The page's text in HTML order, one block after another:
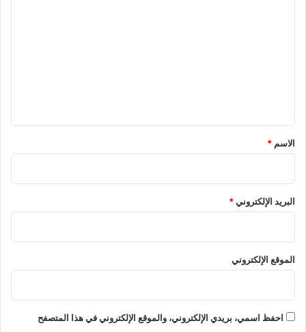
*
الاسم *
البريد الإلكتروني*
الموقع الإلكتروني
احفظ اسمي، بريدي الإلكتروني، والموقع الإلكتروني في هذا المتصفح